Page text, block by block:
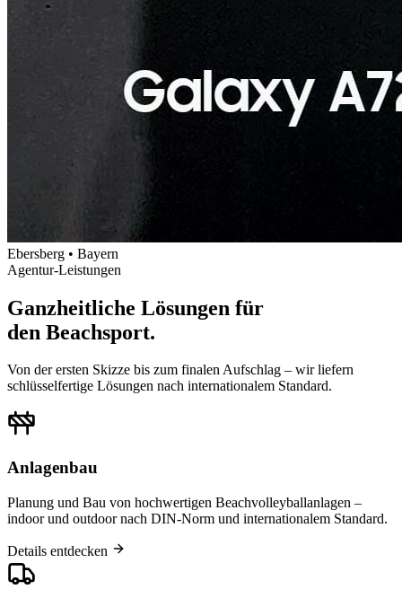
Ebersberg • Bayern
Agentur-Leistungen
Ganzheitliche Lösungen für
den Beachsport.
Von der ersten Skizze bis zum finalen Aufschlag – wir liefern
schlüsselfertige Lösungen nach internationalem Standard.
Anlagenbau
Planung und Bau von hochwertigen Beachvolleyballanlagen –
indoor und outdoor nach DIN-Norm und internationalem Standard.
Details entdecken